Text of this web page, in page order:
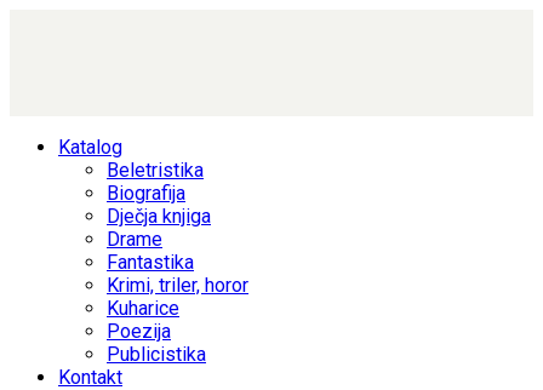
Katalog
Beletristika
Biografija
Dječja knjiga
Drame
Fantastika
Krimi, triler, horor
Kuharice
Poezija
Publicistika
Kontakt